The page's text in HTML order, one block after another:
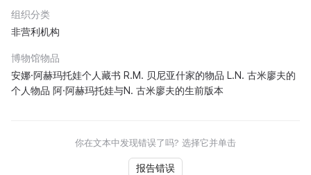
组织分类
非营利机构
博物馆物品
安娜·阿赫玛托娃个人藏书 R.M. 贝尼亚什家的物品 L.N. 古米廖夫的
个人物品 阿·阿赫玛托娃与N. 古米廖夫的生前版本
你在文本中发现错误了吗? 选择它并单击
报告错误